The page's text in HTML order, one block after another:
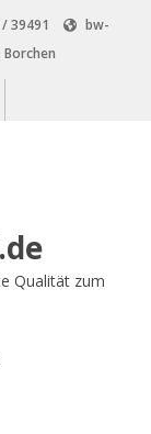
39491
bw-
Borchen
Qualität zum